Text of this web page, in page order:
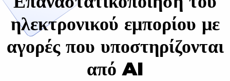
ηλεκτρονικού εμπορίου με
αγορές που υποστηρίζονται
από AI